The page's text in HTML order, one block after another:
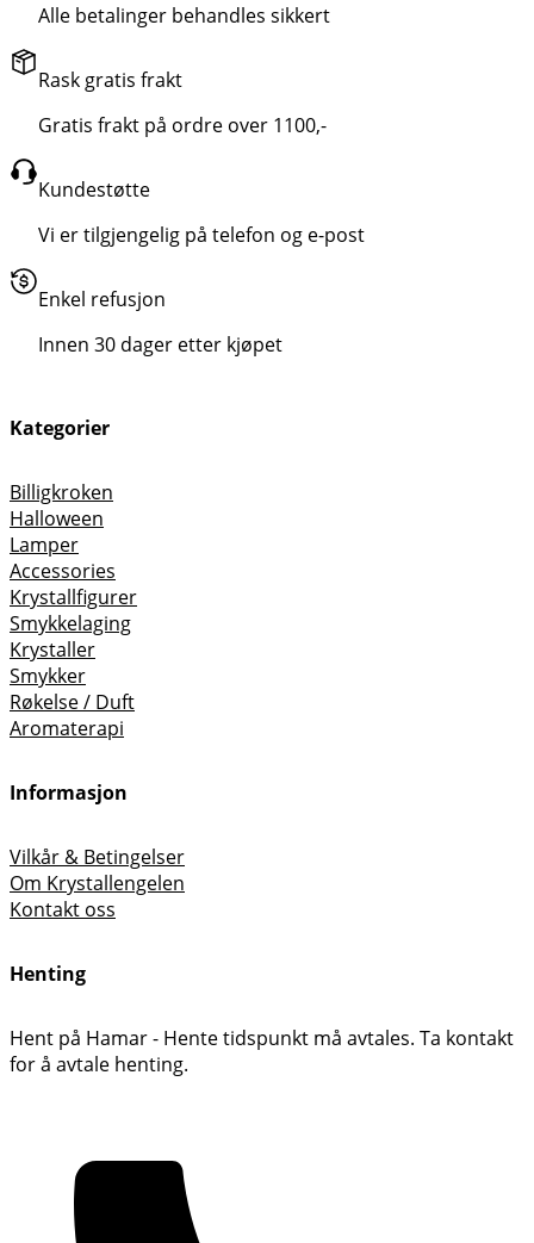
Alle betalinger behandles sikkert
Rask gratis frakt
Gratis frakt på ordre over 1100,-
Kundestøtte
Vi er tilgjengelig på telefon og e-post
Enkel refusjon
Innen 30 dager etter kjøpet
Kategorier
Billigkroken
Halloween
Lamper
Accessories
Krystallfigurer
Smykkelaging
Krystaller
Smykker
Røkelse / Duft
Aromaterapi
Informasjon
Vilkår & Betingelser
Om Krystallengelen
Kontakt oss
Henting
Hent på Hamar - Hente tidspunkt må avtales. Ta kontakt
for å avtale henting.